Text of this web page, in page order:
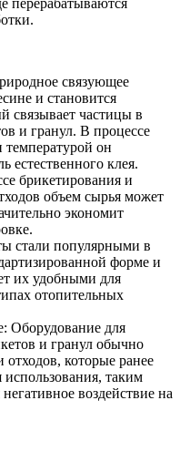
связующее
и становится
связывает частицы в
и гранул. В процессе
температурой он
естественного клея.
брикетирования и
объем сырья может
экономит
стали популярными в
форме и
их удобными для
отопительных
Оборудование для
и гранул обычно
отходов, которые ранее
таким
воздействие на